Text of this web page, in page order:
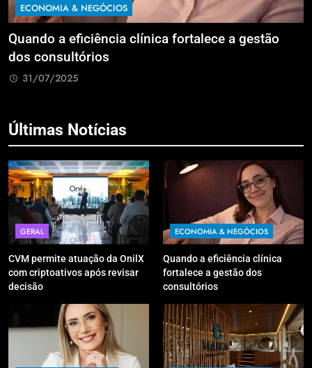
& NEGÓCIOS
eficiência clínica fortalece a gestão
ECONOMIA &
Reforma
Últimas Notícias
GERAL
CVM permite atuação da OnilX
com criptoativos após revisar
decisão
ECONOMIA & NEGÓCIOS
Quando a eficiência clínica
fortalece a gestão dos
consultórios